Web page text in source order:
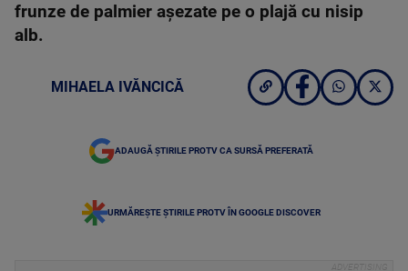
frunze de palmier așezate pe o plajă cu nisip
alb.
MIHAELA IVĂNCICĂ
ADAUGĂ ȘTIRILE PROTV CA SURSĂ PREFERATĂ
URMĂREȘTE ȘTIRILE PROTV ÎN GOOGLE DISCOVER